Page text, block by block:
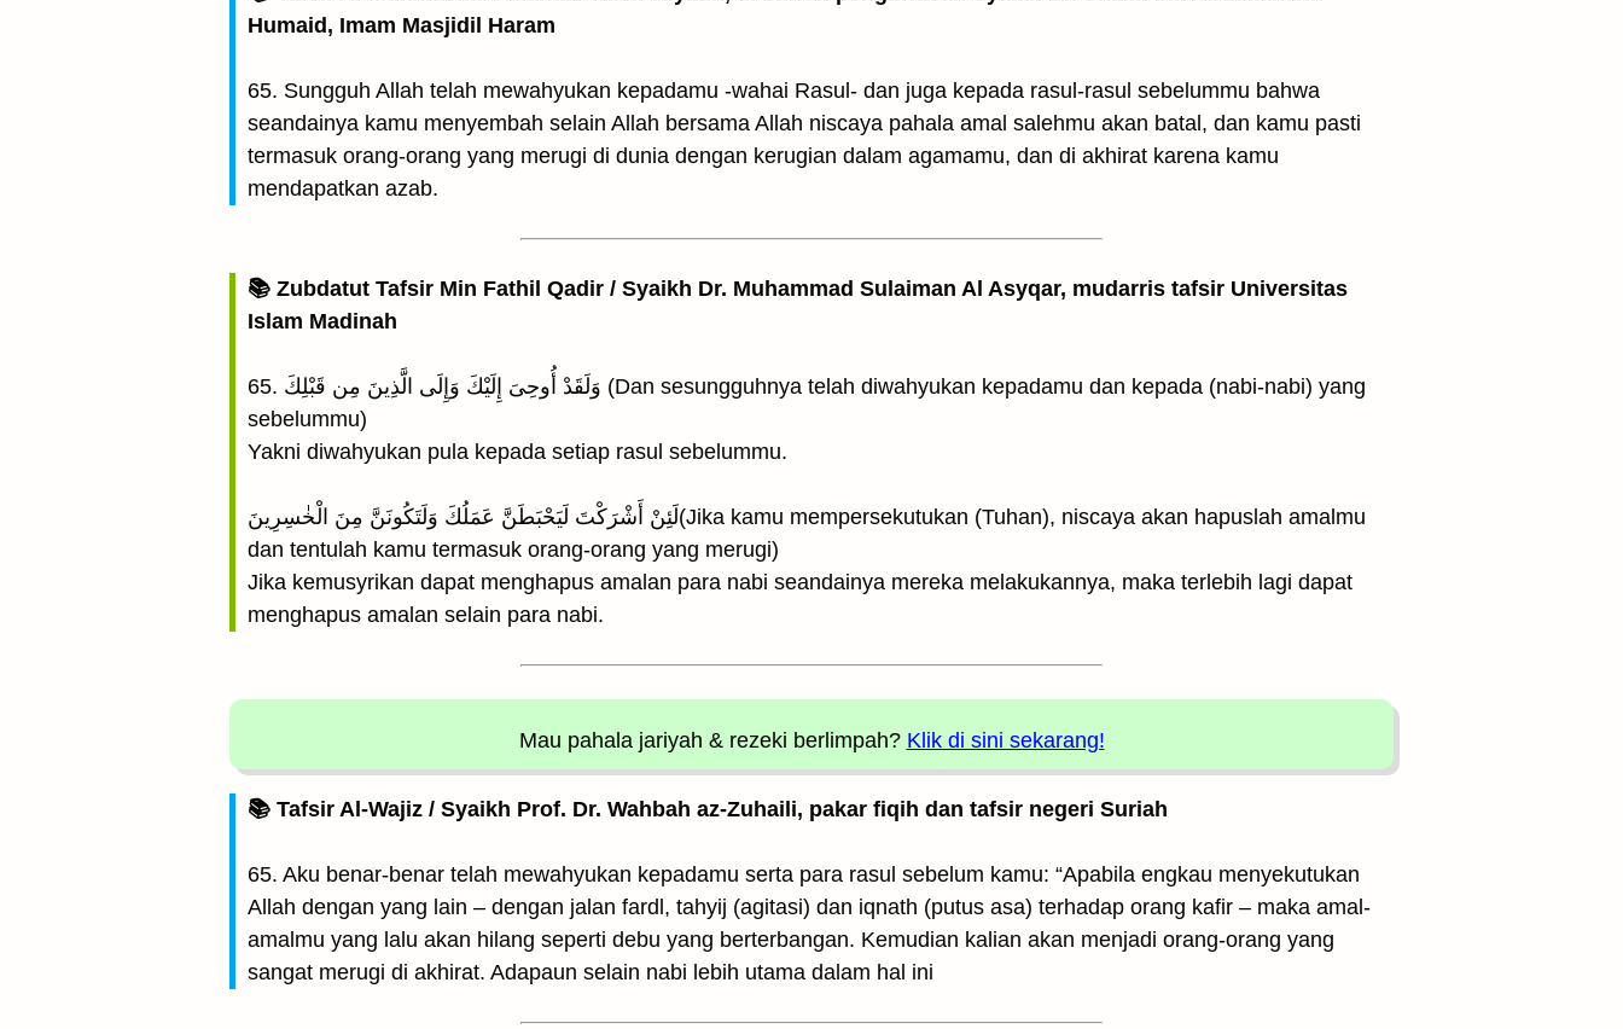
Humaid, Imam Masjidil Haram
65. Sungguh Allah telah mewahyukan kepadamu -wahai Rasul- dan juga kepada rasul-rasul sebelummu bahwa
seandainya kamu menyembah selain Allah bersama Allah niscaya pahala amal salehmu akan batal, dan kamu pasti
termasuk orang-orang yang merugi di dunia dengan kerugian dalam agamamu, dan di akhirat karena kamu
mendapatkan azab.
📚 Zubdatut Tafsir Min Fathil Qadir / Syaikh Dr. Muhammad Sulaiman Al Asyqar, mudarris tafsir Universitas
Islam Madinah
65. وَلَقَدْ أُوحِىَ إِلَيْكَ وَإِلَى الَّذِينَ مِن قَبْلِكَ (Dan sesungguhnya telah diwahyukan kepadamu dan kepada (nabi-nabi) yang
sebelummu)
Yakni diwahyukan pula kepada setiap rasul sebelummu.
لَئِنْ أَشْرَكْتَ لَيَحْبَطَنَّ عَمَلُكَ وَلَتَكُونَنَّ مِنَ الْخٰسِرِينَ(Jika kamu mempersekutukan (Tuhan), niscaya akan hapuslah amalmu
dan tentulah kamu termasuk orang-orang yang merugi)
Jika kemusyrikan dapat menghapus amalan para nabi seandainya mereka melakukannya, maka terlebih lagi dapat
menghapus amalan selain para nabi.
Mau pahala jariyah & rezeki berlimpah? Klik di sini sekarang!
📚 Tafsir Al-Wajiz / Syaikh Prof. Dr. Wahbah az-Zuhaili, pakar fiqih dan tafsir negeri Suriah
65. Aku benar-benar telah mewahyukan kepadamu serta para rasul sebelum kamu: “Apabila engkau menyekutukan
Allah dengan yang lain – dengan jalan fardl, tahyij (agitasi) dan iqnath (putus asa) terhadap orang kafir – maka amal-
amalmu yang lalu akan hilang seperti debu yang berterbangan. Kemudian kalian akan menjadi orang-orang yang
sangat merugi di akhirat. Adapaun selain nabi lebih utama dalam hal ini